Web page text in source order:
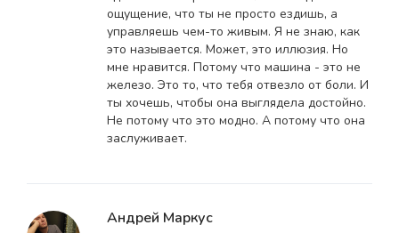
ощущение, что ты не просто ездишь, а
управляешь чем-то живым. Я не знаю, как
это называется. Может, это иллюзия. Но
мне нравится. Потому что машина - это не
железо. Это то, что тебя отвезло от боли. И
ты хочешь, чтобы она выглядела достойно.
Не потому что это модно. А потому что она
заслуживает.
Андрей Маркус